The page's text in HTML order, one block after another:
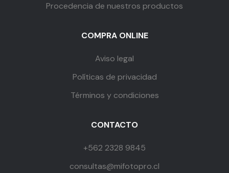
Procedencia de nuestros productos
COMPRA ONLINE
Aviso legal
Políticas de privacidad
Términos y condiciones
CONTACTO
+562 2328 9845
consultas@mifotopro.cl